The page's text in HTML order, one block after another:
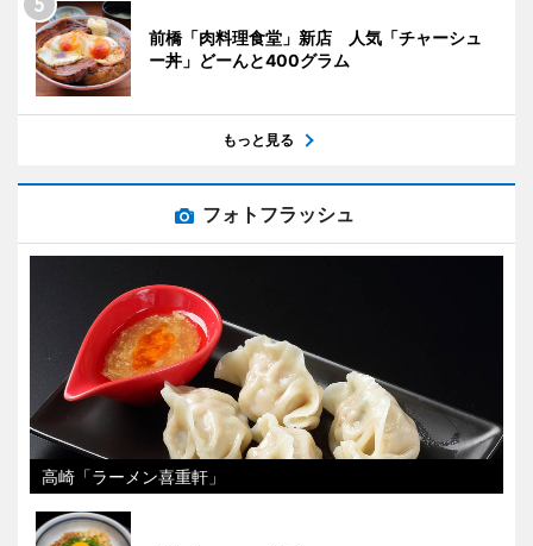
前橋「肉料理食堂」新店 人気「チャーシュ
ー丼」どーんと400グラム
もっと見る
フォトフラッシュ
高崎「ラーメン喜重軒」